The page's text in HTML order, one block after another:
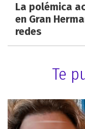
La polémica
en Gran
redes
Te